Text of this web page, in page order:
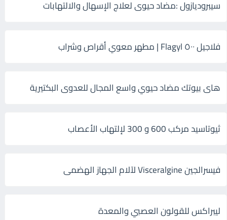
سيبروديازول :مضاد حيوى لعلاج الإسهال والالتهابات
فلاجيل ٥٠٠ Flagyl | مطهر معوي أقراص وشراب
هاى بيوتك مضاد حيوي واسع المجال للعدوى البكتيرية
ثيوتاسيد مركب 600 و 300 لإلتهاب الأعصاب
فيسرالجين Visceralgine لآلام الجهاز الهضمى
ليبراكس للقولون العصبي والمعدة